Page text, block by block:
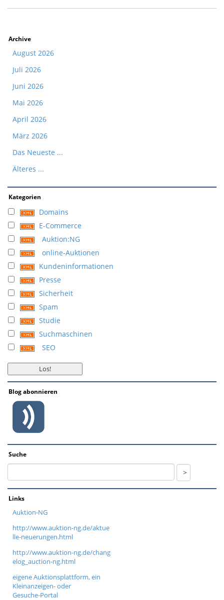
Archive
August 2026
Juli 2026
Juni 2026
Mai 2026
April 2026
März 2026
Das Neueste ...
Älteres ...
Kategorien
Domains
E-Commerce
Auktion:NG
online-Auktionen
Kundeninformationen
Presse
Sicherheit
Spam
Studie
Suchmaschinen
SEO
Blog abonnieren
Suche
Links
Auktion-NG
http://www.auktion-ng.de/aktue
lle-neuerungen.html
http://www.auktion-ng.de/chang
elog_auction-ng.html
eigene Auktionsplattform, ein
Kleinanzeigen- oder
Gesuche-Portal